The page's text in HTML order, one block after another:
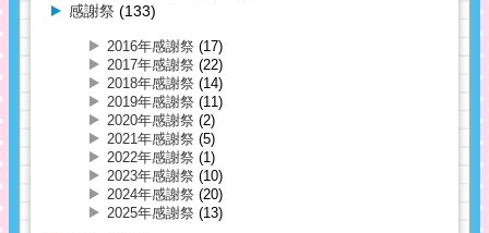
感謝祭 (133)
2016年感謝祭 (17)
2017年感謝祭 (22)
2018年感謝祭 (14)
2019年感謝祭 (11)
2020年感謝祭 (2)
2021年感謝祭 (5)
2022年感謝祭 (1)
2023年感謝祭 (10)
2024年感謝祭 (20)
2025年感謝祭 (13)